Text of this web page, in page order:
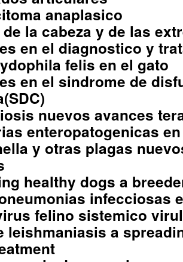
anaplasico
la cabeza y de las
en el diagnostico y
felis en el gato
en el sindrome de
nuevos avances
enteropatogenicas
y otras plagas
healthy dogs a
infecciosas
felino sistemico
leishmaniasis a